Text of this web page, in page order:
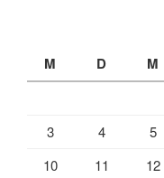
M D M
3
4 5
10
11 12